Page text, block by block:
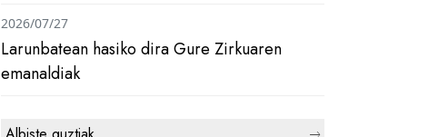
Larunbatean hasiko dira Gure Zirkuaren
emanaldiak
2026/07/27